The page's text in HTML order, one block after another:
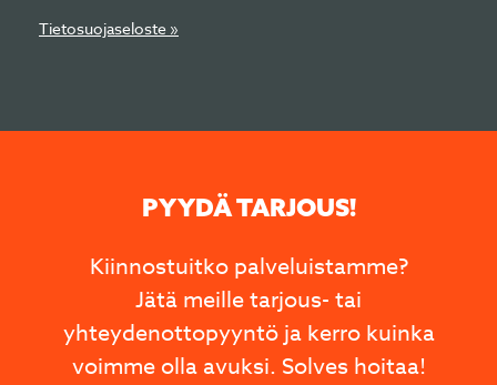
Tietosuojaseloste »
PYYDÄ TARJOUS!
Kiinnostuitko palveluistamme?
Jätä meille tarjous- tai
yhteydenottopyyntö ja kerro kuinka
voimme olla avuksi. Solves hoitaa!